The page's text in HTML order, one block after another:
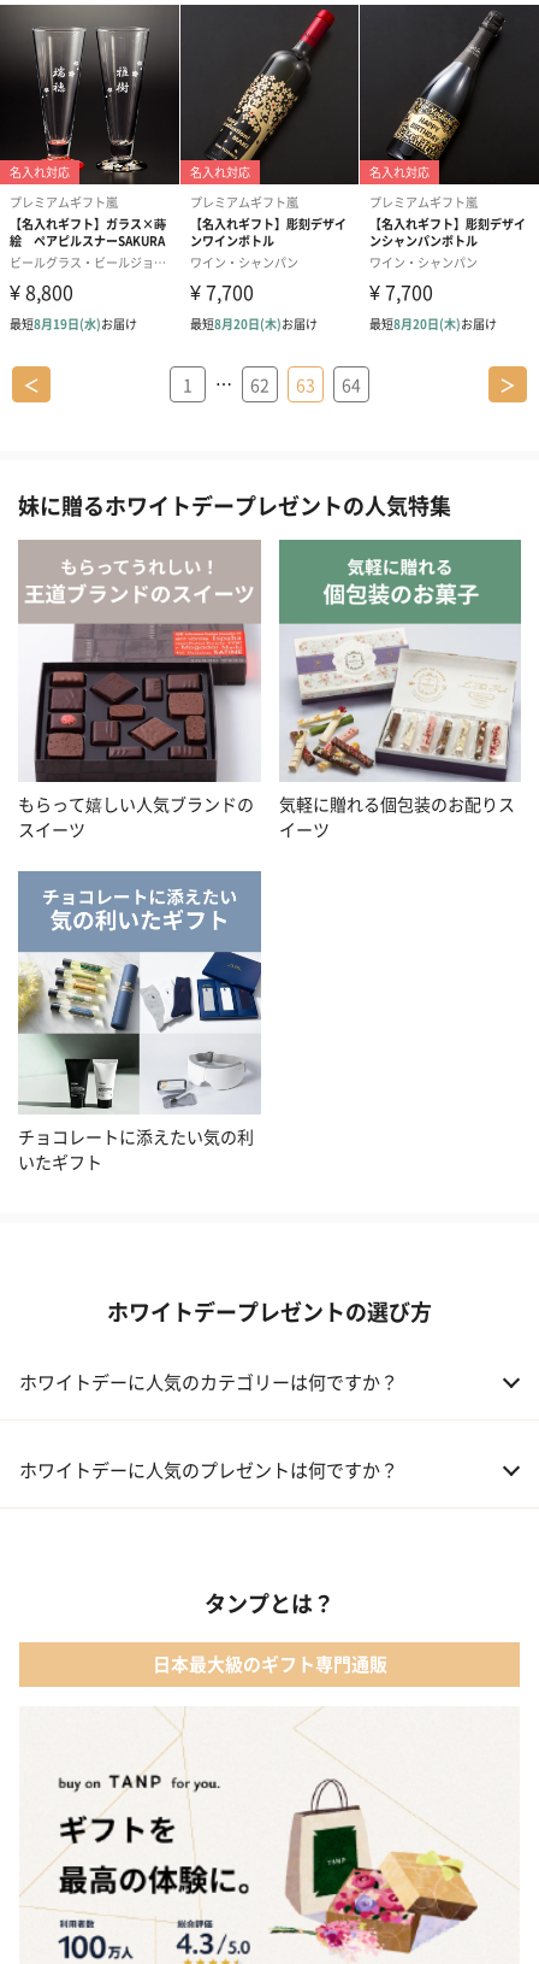
＜ 1 … 62 63 64 ＞
妹に贈るホワイトデープレゼントの人気特集
もらって嬉しい人気ブランドの
スイーツ
気軽に贈れる個包装のお配りス
イーツ
チョコレートに添えたい気の利
いたギフト
ホワイトデープレゼントの選び方
ホワイトデーに人気のカテゴリーは何ですか？
02 メイクアップ
04 コフレ・限定セット商品
05 レディースアクセサリー
ホワイトデーに人気のプレゼントは何ですか？
03 WEEKBOOK【温泉を超えた入浴剤】
04 テディベア&誕生石オープンハート
05【名入れギフト】toilette(トワレ)
タンプとは？
日本最大級のギフト専門通販